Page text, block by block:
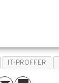
IT-PROFFER